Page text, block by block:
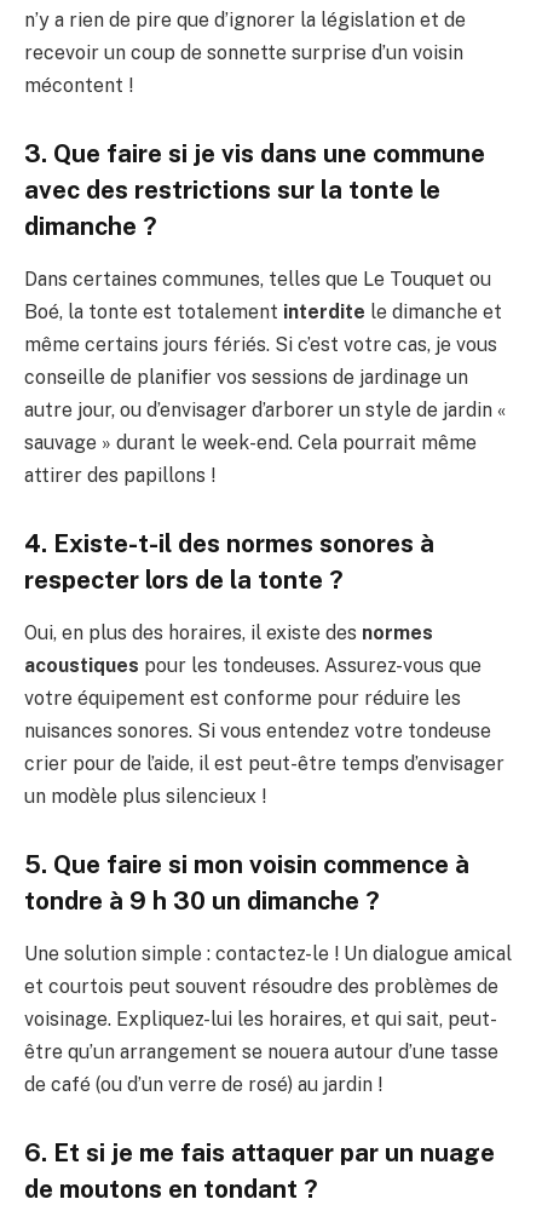
n’y a rien de pire que d’ignorer la législation et de
recevoir un coup de sonnette surprise d’un voisin
mécontent !
3. Que faire si je vis dans une commune
avec des restrictions sur la tonte le
dimanche ?
Dans certaines communes, telles que Le Touquet ou
Boé, la tonte est totalement interdite le dimanche et
même certains jours fériés. Si c’est votre cas, je vous
conseille de planifier vos sessions de jardinage un
autre jour, ou d’envisager d’arborer un style de jardin «
sauvage » durant le week-end. Cela pourrait même
attirer des papillons !
4. Existe-t-il des normes sonores à
respecter lors de la tonte ?
Oui, en plus des horaires, il existe des normes
acoustiques pour les tondeuses. Assurez-vous que
votre équipement est conforme pour réduire les
nuisances sonores. Si vous entendez votre tondeuse
crier pour de l’aide, il est peut-être temps d’envisager
un modèle plus silencieux !
5. Que faire si mon voisin commence à
tondre à 9 h 30 un dimanche ?
Une solution simple : contactez-le ! Un dialogue amical
et courtois peut souvent résoudre des problèmes de
voisinage. Expliquez-lui les horaires, et qui sait, peut-
être qu’un arrangement se nouera autour d’une tasse
de café (ou d’un verre de rosé) au jardin !
6. Et si je me fais attaquer par un nuage
de moutons en tondant ?